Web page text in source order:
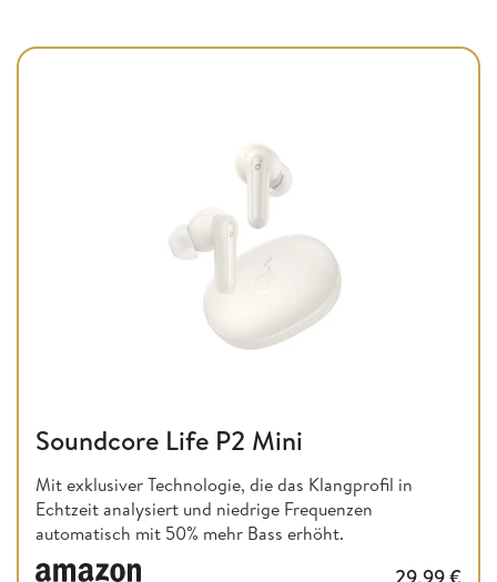
Soundcore Life P2 Mini
Mit exklusiver Technologie, die das Klangprofil in
Echtzeit analysiert und niedrige Frequenzen
automatisch mit 50% mehr Bass erhöht.